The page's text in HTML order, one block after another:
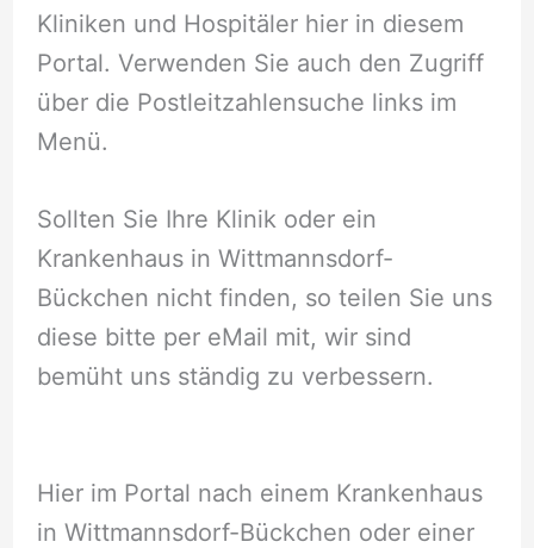
Kliniken und Hospitäler hier in diesem
Portal. Verwenden Sie auch den Zugriff
über die Postleitzahlensuche links im
Menü.
Sollten Sie Ihre Klinik oder ein
Krankenhaus in Wittmannsdorf-
Bückchen nicht finden, so teilen Sie uns
diese bitte per eMail mit, wir sind
bemüht uns ständig zu verbessern.
Hier im Portal nach einem Krankenhaus
in Wittmannsdorf-Bückchen oder einer